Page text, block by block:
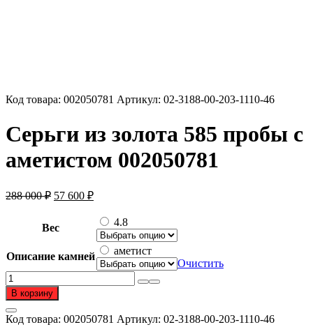
Код товара: 002050781 Артикул: 02-3188-00-203-1110-46
Серьги из золота 585 пробы с
аметистом 002050781
288 000₽ Первоначальная
составляла
288
57 600 ₽Текущая
57
600 ₽.
Вес 4.8
Описание камней
аметист
Очистить
Количество
товара
Серьги
из
золота
В корзину
Код товара: 002050781 Артикул: 02-3188-00-203-1110-46